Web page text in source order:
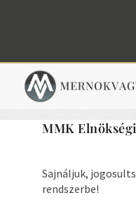
MMK
Sajnáljuk,
rendszerbe!